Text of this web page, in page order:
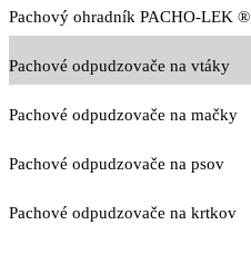
Pachový ohradník PACHO-LEK ®
Pachové odpudzovače na vtáky
Pachové odpudzovače na mačky
Pachové odpudzovače na psov
Pachové odpudzovače na krtkov